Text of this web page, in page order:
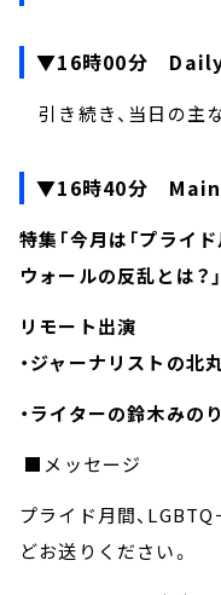
▼16時00分
引き続き、当日の主
▼16時40分
特集「今月は「プライ
ウォールの反乱とは？」
リモート出演
・ジャーナリストの北
・ライターの鈴木みの
■メッセージ
プライド月間、
どお送りください。